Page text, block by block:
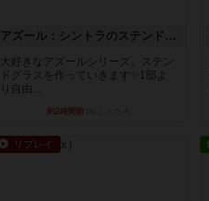
アズール：シントラのステンドグラス
大好きなアズールシリーズ。ステン
ドグラスを作っていきます✨1部よ
り自由...
約2時間前
リプレイ